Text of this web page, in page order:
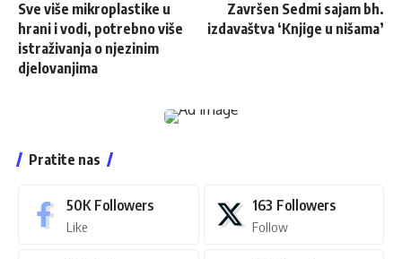
Sve više mikroplastike u
hrani i vodi, potrebno više
istraživanja o njezinim
djelovanjima
Završen Sedmi sajam bh.
izdavaštva ‘Knjige u nišama’
Pratite nas
50K Followers
Like
163 Followers
Follow